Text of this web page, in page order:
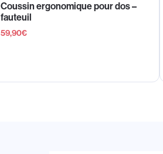
Coussin ergonomique pour dos –
fauteuil
59,90€